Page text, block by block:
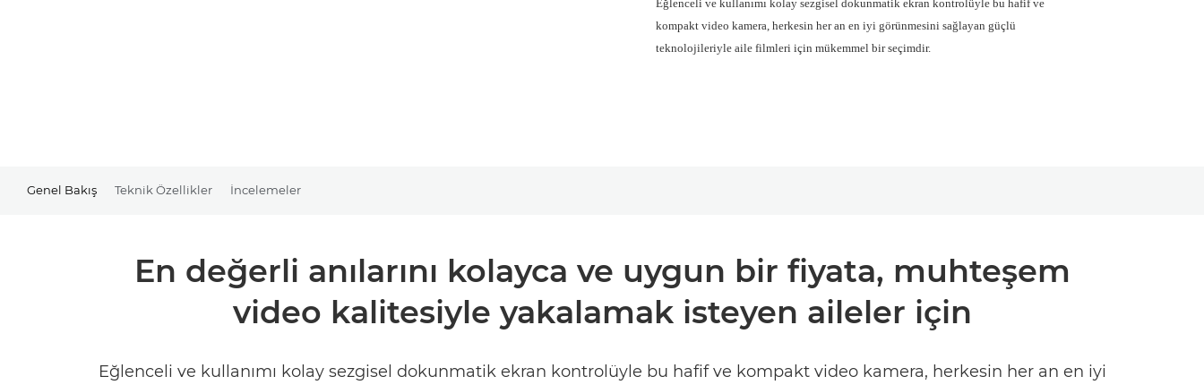
Eğlenceli ve kullanımı kolay sezgisel dokunmatik ekran kontrolüyle bu hafif ve
kompakt video kamera, herkesin her an en iyi görünmesini sağlayan güçlü
teknolojileriyle aile filmleri için mükemmel bir seçimdir.
Genel Bakış Teknik Özellikler İncelemeler
En değerli anılarını kolayca ve uygun bir fiyata, muhteşem
video kalitesiyle yakalamak isteyen aileler için
Eğlenceli ve kullanımı kolay sezgisel dokunmatik ekran kontrolüyle bu hafif ve kompakt video kamera, herkesin her an en iyi